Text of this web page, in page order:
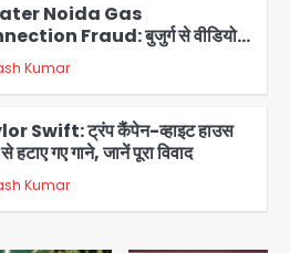
Noida Gas
Fraud: बुजुर्ग से वीडियो
9.77 लाख की साइबर फ्रॉड
Kumar
Swift: ट्रंप कैंपेन-व्हाइट हाउस
हटाए गए गाने, जानें पूरा विवाद
Kumar